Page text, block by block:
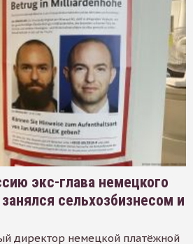
экс-глава немецкого
сельхозбизнесом и
директор немецкой платёжной